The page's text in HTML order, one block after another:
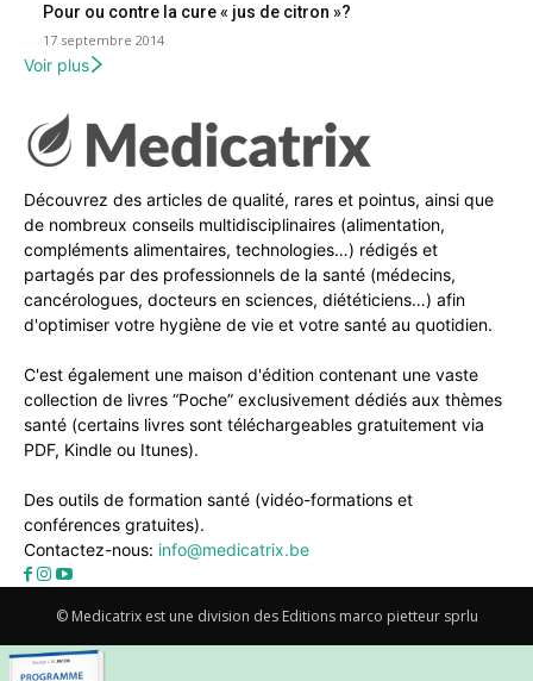
Pour ou contre la cure « jus de citron »?
17 septembre 2014
Voir plus
Découvrez des articles de qualité, rares et pointus, ainsi que
de nombreux conseils multidisciplinaires (alimentation,
compléments alimentaires, technologies…) rédigés et
partagés par des professionnels de la santé (médecins,
cancérologues, docteurs en sciences, diététiciens…) afin
d'optimiser votre hygiène de vie et votre santé au quotidien.
C'est également une maison d'édition contenant une vaste
collection de livres “Poche” exclusivement dédiés aux thèmes
santé (certains livres sont téléchargeables gratuitement via
PDF, Kindle ou Itunes).
Des outils de formation santé (vidéo-formations et
conférences gratuites).
Contactez-nous: info@medicatrix.be
© Medicatrix est une division des Editions marco pietteur sprlu